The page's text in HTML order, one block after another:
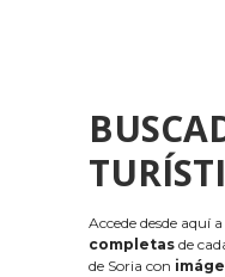
Accede desde aquí a
completas de
de Soria con